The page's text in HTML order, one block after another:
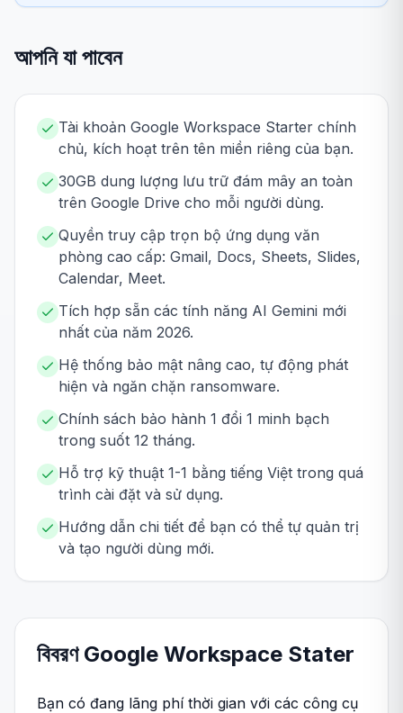
আপনি যা পাবেন
Tài khoản Google Workspace Starter chính
chủ, kích hoạt trên tên miền riêng của bạn.
30GB dung lượng lưu trữ đám mây an toàn
trên Google Drive cho mỗi người dùng.
Quyền truy cập trọn bộ ứng dụng văn
phòng cao cấp: Gmail, Docs, Sheets, Slides,
Calendar, Meet.
Tích hợp sẵn các tính năng AI Gemini mới
nhất của năm 2026.
Hệ thống bảo mật nâng cao, tự động phát
hiện và ngăn chặn ransomware.
Chính sách bảo hành 1 đổi 1 minh bạch
trong suốt 12 tháng.
Hỗ trợ kỹ thuật 1-1 bằng tiếng Việt trong quá
trình cài đặt và sử dụng.
Hướng dẫn chi tiết để bạn có thể tự quản trị
và tạo người dùng mới.
বিবরণ Google Workspace Stater
Bạn có đang lãng phí thời gian với các công cụ